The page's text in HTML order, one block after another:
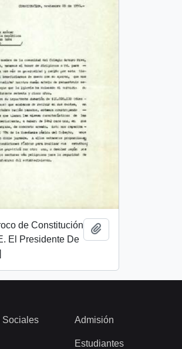
de Constitución
El Presidente De
Sociales Admisión
Estudiantes